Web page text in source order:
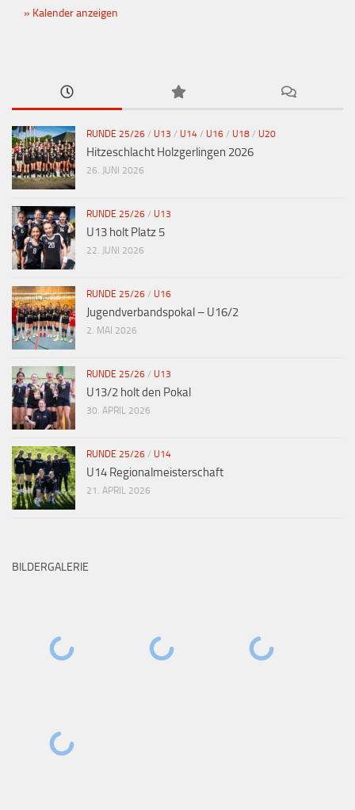
Kalender anzeigen
RUNDE 25/26 / U13 / U14 / U16 / U18 / U20
Hitzeschlacht Holzgerlingen 2026
26. JUNI 2026
RUNDE 25/26 / U13
U13 holt Platz 5
22. JUNI 2026
RUNDE 25/26 / U16
Jugendverbandspokal – U16/2
2. MAI 2026
RUNDE 25/26 / U13
U13/2 holt den Pokal
30. APRIL 2026
RUNDE 25/26 / U14
U14 Regionalmeisterschaft
21. APRIL 2026
BILDERGALERIE